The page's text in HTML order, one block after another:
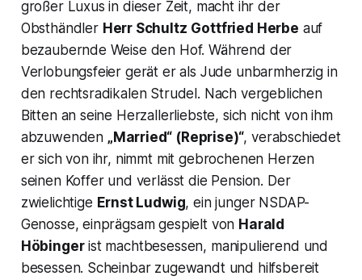
großer Luxus in dieser Zeit, macht ihr der
Obsthändler Herr Schultz Gottfried Herbe auf
bezaubernde Weise den Hof. Während der
Verlobungsfeier gerät er als Jude unbarmherzig in
den rechtsradikalen Strudel. Nach vergeblichen
Bitten an seine Herzallerliebste, sich nicht von ihm
abzuwenden „Married“ (Reprise)“, verabschiedet
er sich von ihr, nimmt mit gebrochenen Herzen
seinen Koffer und verlässt die Pension. Der
zwielichtige Ernst Ludwig, ein junger NSDAP-
Genosse, einprägsam gespielt von Harald
Höbingerist machtbesessen, manipulierend und
besessen. Scheinbar zugewandt und hilfsbereit